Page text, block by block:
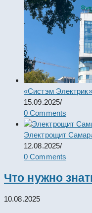
«Систэм
15.09.2025/
0 Comments
Электрощит
12.08.2025/
0 Comments
Что нужно
10.08.2025